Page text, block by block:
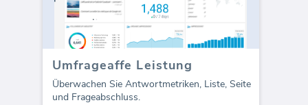
Umfrageaffe Leistung
Überwachen Sie Antwortmetriken, Liste, Seite
und Frageabschluss.